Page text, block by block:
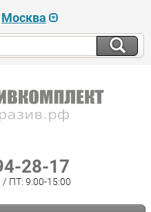
Москва
28-17
ПТ: 9:00-15:00